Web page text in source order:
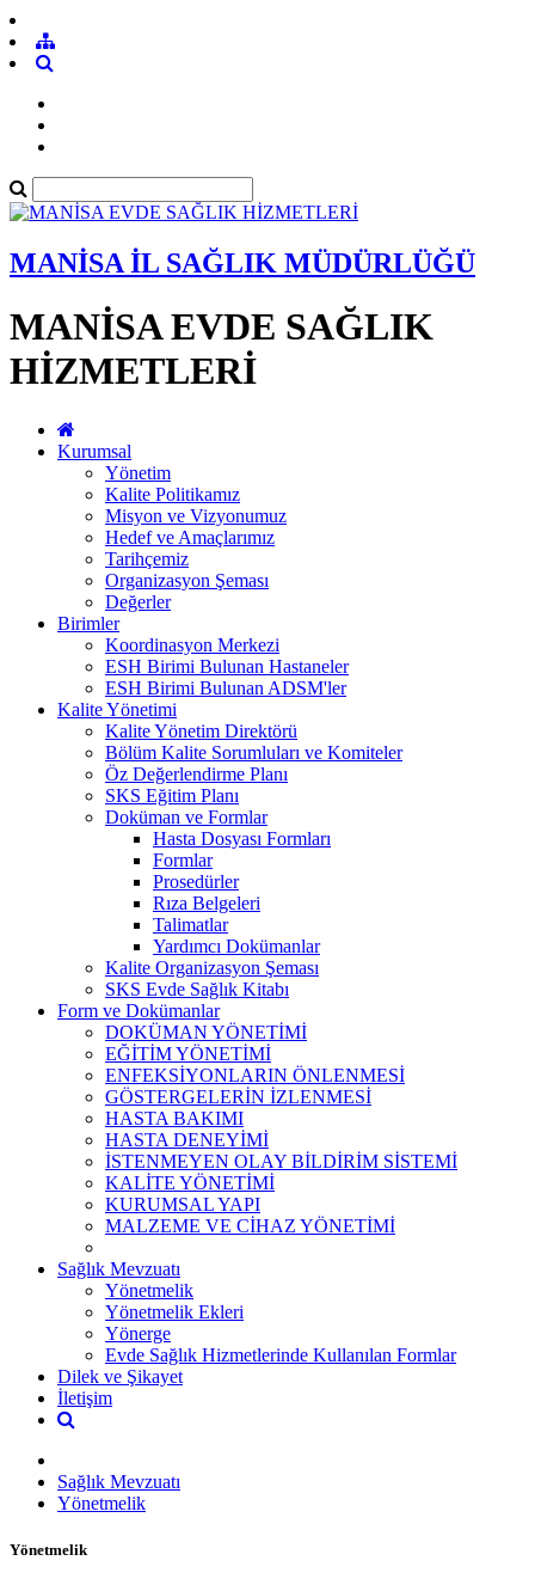
MANİSA İL SAĞLIK MÜDÜRLÜĞÜ
MANİSA EVDE SAĞLIK
HİZMETLERİ
Kurumsal
Yönetim
Kalite Politikamız
Misyon ve Vizyonumuz
Hedef ve Amaçlarımız
Tarihçemiz
Organizasyon Şeması
Değerler
Birimler
Koordinasyon Merkezi
ESH Birimi Bulunan Hastaneler
ESH Birimi Bulunan ADSM'ler
Kalite Yönetimi
Kalite Yönetim Direktörü
Bölüm Kalite Sorumluları ve Komiteler
Öz Değerlendirme Planı
SKS Eğitim Planı
Doküman ve Formlar
Hasta Dosyası Formları
Formlar
Prosedürler
Rıza Belgeleri
Talimatlar
Yardımcı Dokümanlar
Kalite Organizasyon Şeması
SKS Evde Sağlık Kitabı
Form ve Dokümanlar
DOKÜMAN YÖNETİMİ
EĞİTİM YÖNETİMİ
ENFEKSİYONLARIN ÖNLENMESİ
GÖSTERGELERİN İZLENMESİ
HASTA BAKIMI
HASTA DENEYİMİ
İSTENMEYEN OLAY BİLDİRİM SİSTEMİ
KALİTE YÖNETİMİ
KURUMSAL YAPI
MALZEME VE CİHAZ YÖNETİMİ
Sağlık Mevzuatı
Yönetmelik
Yönetmelik Ekleri
Yönerge
Evde Sağlık Hizmetlerinde Kullanılan Formlar
Dilek ve Şikayet
İletişim
Sağlık Mevzuatı
Yönetmelik
Yönetmelik